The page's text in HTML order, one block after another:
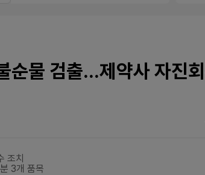
순물 검출...제약사 자진
조치
3개 품목